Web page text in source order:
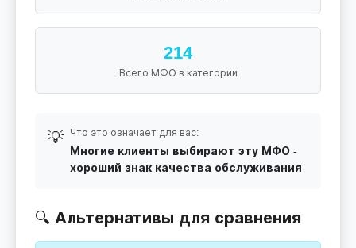
214
Всего МФО в категории
💡 Что это означает для вас:
Многие клиенты выбирают эту МФО -
хороший знак качества обслуживания
🔍 Альтернативы для сравнения